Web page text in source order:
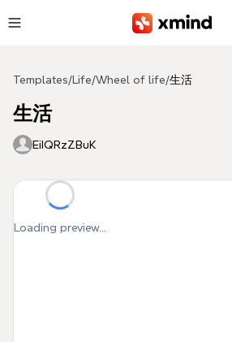
Templates/ Life/Wheel of life/生活
生活
EiIQRzZBuK
Loading preview...